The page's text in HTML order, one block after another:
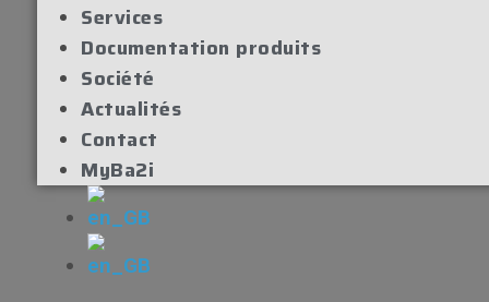
Services
Documentation produits
Société
Actualités
Contact
MyBa2i